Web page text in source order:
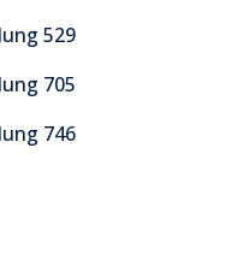
529
705
746